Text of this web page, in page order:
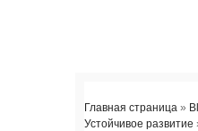
Главная страница »
Устойчивое развитие